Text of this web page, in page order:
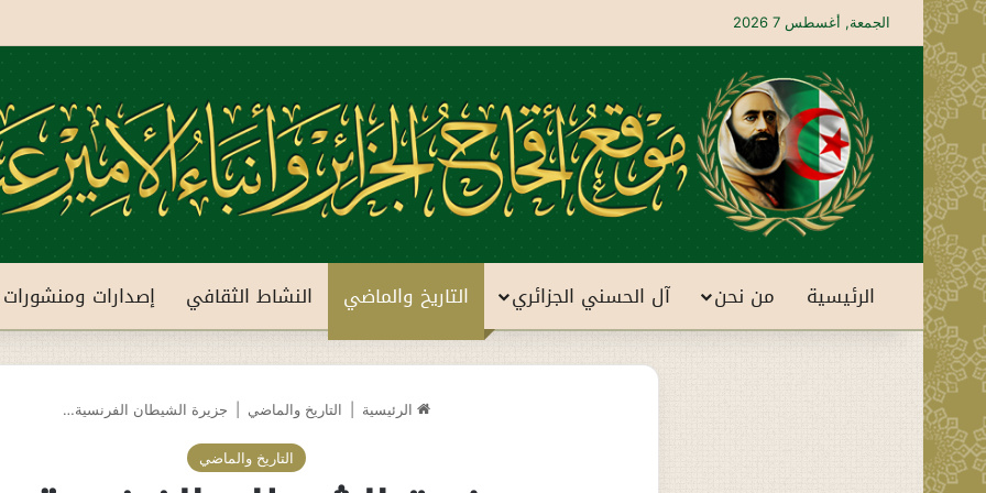
الجمعة, أغسطس 7 2026
الرئيسية من نحن آل الحسني الجزائري التاريخ والماضي النشاط الثقافي إصدارات ومنشورات
الرئيسية التاريخ والماضي جزيرة الشيطان الفرنسية…
التاريخ والماضي